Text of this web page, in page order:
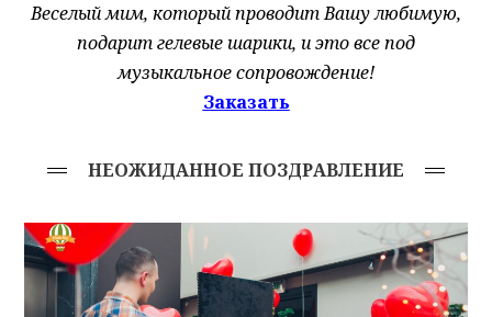
Веселый мим, который проводит Вашу любимую,
подарит гелевые шарики, и это все под
музыкальное сопровождение!
Заказать
НЕОЖИДАННОЕ ПОЗДРАВЛЕНИЕ